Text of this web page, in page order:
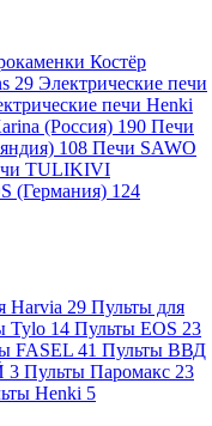
Костёр
29 Электрические печи
печи Henki
(Россия) 190 Печи
108 Печи SAWO
TULIKIVI
(Германия) 124
Harvia 29 Пульты для
Tylo 14 Пульты EOS 23
FASEL 41 Пульты ВВД
3 Пульты Паромакс 23
Henki 5